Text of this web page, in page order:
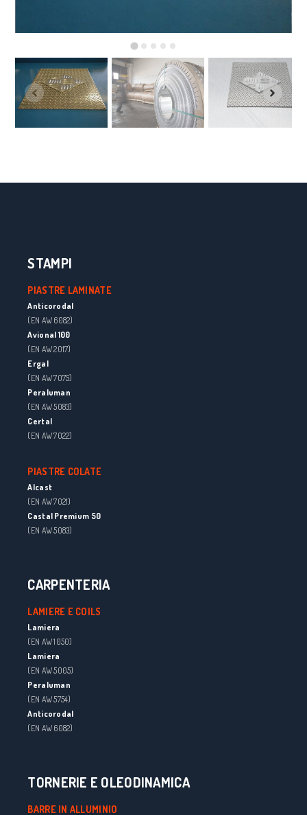
STAMPI
PIASTRE LAMINATE
Anticorodal
(EN AW 6082)
Avional 100
(EN AW 2017)
Ergal
(EN AW 7075)
Peraluman
(EN AW 5083)
Certal
(EN AW 7022)
PIASTRE COLATE
Alcast
(EN AW 7021)
Castal Premium 50
(EN AW 5083)
CARPENTERIA
LAMIERE E COILS
Lamiera
(EN AW 1050)
Lamiera
(EN AW 5005)
Peraluman
(EN AW 5754)
Anticorodal
(EN AW 6082)
TORNERIE E OLEODINAMICA
BARRE IN ALLUMINIO